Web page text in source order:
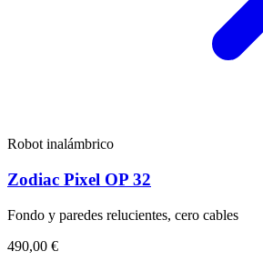
Robot inalámbrico
Zodiac Pixel OP 32
Fondo y paredes relucientes, cero cables
490,00 €